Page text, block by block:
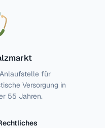
für
Versorgung in
55 Jahren.